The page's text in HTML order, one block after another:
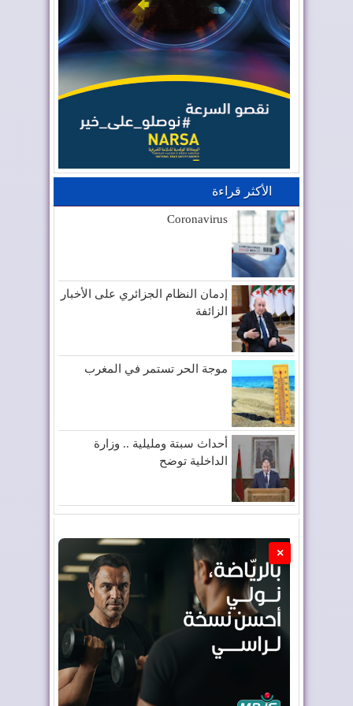
الأكثر قراءة
Coronavirus
إدمان النظام الجزائري على الأخبار
الزائفة
موجة الحر تستمر في المغرب
أحداث سبتة ومليلية .. وزارة
الداخلية توضح
×